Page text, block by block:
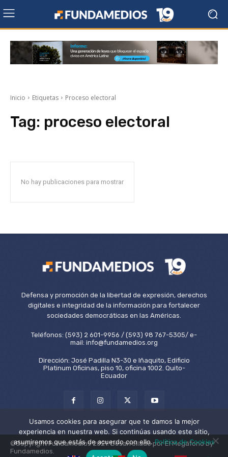
Inicio Etiquetas Proceso electoral
Tag: proceso electoral
No hay publicaciones para mostrar
Defensa y promoción de la libertad de expresión, derechos
digitales e integridad de la información para fortalecer
sociedades democráticas en las Américas.
Teléfonos: (593) 2 601-9956 / (593) 98 767-5305/ e-
mail: info@fundamedios.org
Dirección: José Padilla N3-30 e Iñaquito, Edificio
Platinum Oficinas, piso 10, oficina 1002. Quito-
Ecuador
©Copyright Fundamedios 2021. Desarrollado por El Megáfono by
Fundamedios.
Usamos cookies para asegurar que te damos la mejor
experiencia en nuestra web. Si continúas usando este sitio,
asumiremos que estás de acuerdo con ello.Política de Cookies